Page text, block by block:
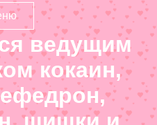
ведущим
кокаин,